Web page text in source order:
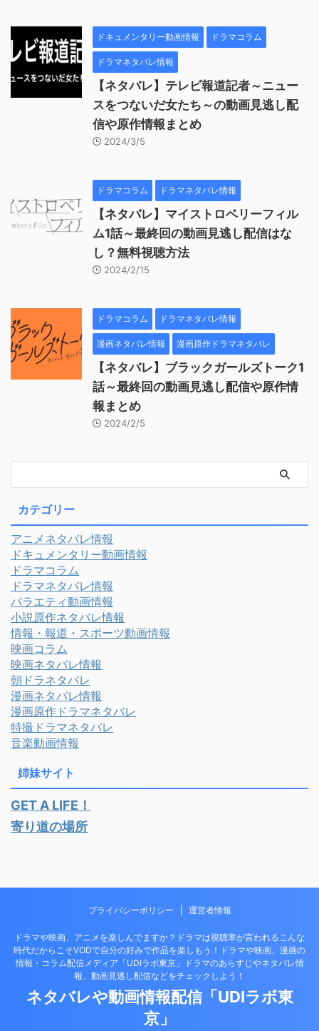
ドキュメンタリー動画情報 ドラマコラム
ドラマネタバレ情報
【ネタバレ】テレビ報道記者～ニュー
スをつないだ女たち～の動画見逃し配
信や原作情報まとめ
2024/3/5
ドラマコラム ドラマネタバレ情報
【ネタバレ】マイストロベリーフィル
ム1話～最終回の動画見逃し配信はな
し？無料視聴方法
2024/2/15
ドラマコラム ドラマネタバレ情報
漫画ネタバレ情報 漫画原作ドラマネタバレ
【ネタバレ】ブラックガールズトーク1
話～最終回の動画見逃し配信や原作情
報まとめ
2024/2/5
カテゴリー
アニメネタバレ情報
ドキュメンタリー動画情報
ドラマコラム
ドラマネタバレ情報
バラエティ動画情報
小説原作ネタバレ情報
情報・報道・スポーツ動画情報
映画コラム
映画ネタバレ情報
朝ドラネタバレ
漫画ネタバレ情報
漫画原作ドラマネタバレ
特撮ドラマネタバレ
音楽動画情報
姉妹サイト
GET A LIFE！
寄り道の場所
プライバシーポリシー 運営者情報
ドラマや映画、アニメを楽しんでますか？ドラマは視聴率が言われるこんな
時代だからこそVODで自分の好みで作品を楽しもう！ドラマや映画、漫画の
情報・コラム配信メディア「UDIラボ東京」ドラマのあらすじやネタバレ情
報、動画見逃し配信などをチェックしよう！
ネタバレや動画情報配信「UDIラボ東
京」